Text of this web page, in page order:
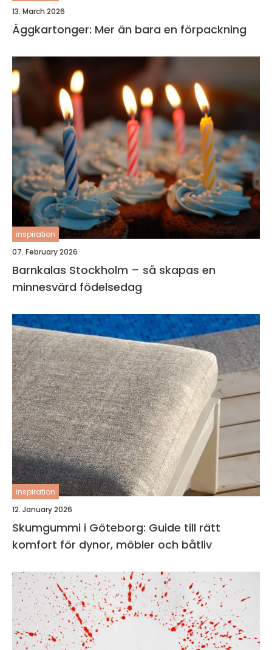
13. March 2026
Äggkartonger: Mer än bara en förpackning
inspiration
07. February 2026
Barnkalas Stockholm – så skapas en
minnesvärd födelsedag
inspiration
12. January 2026
Skumgummi i Göteborg: Guide till rätt
komfort för dynor, möbler och båtliv